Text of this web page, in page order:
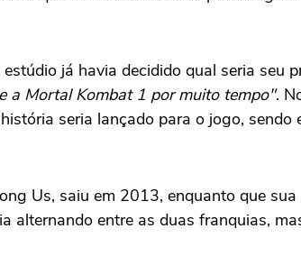
já havia decidido qual seria seu
a Mortal Kombat 1 por muito tempo".
seria lançado para o jogo,
Us, saiu em 2013, enquanto que
entre as duas franquias,